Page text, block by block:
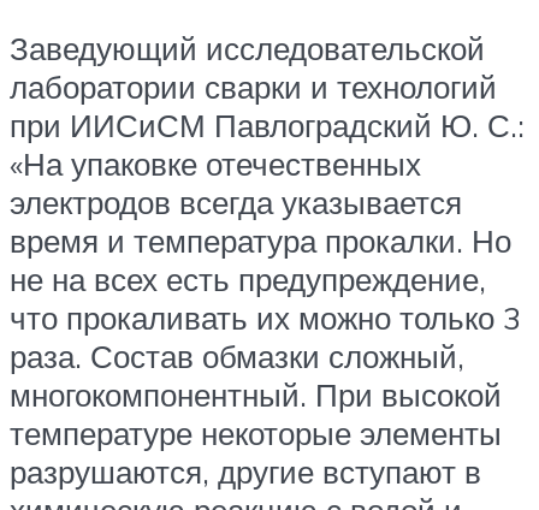
Заведующий исследовательской
лаборатории сварки и технологий
при ИИСиСМ Павлоградский Ю. С.:
«На упаковке отечественных
электродов всегда указывается
время и температура прокалки. Но
не на всех есть предупреждение,
что прокаливать их можно только 3
раза. Состав обмазки сложный,
многокомпонентный. При высокой
температуре некоторые элементы
разрушаются, другие вступают в